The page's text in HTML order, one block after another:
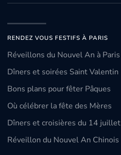
RENDEZ VOUS FESTIFS À PARIS
Réveillons du Nouvel An à Paris
Dîners et soirées Saint Valentin
Bons plans pour fêter Pâques
Où célébrer la fête des Mères
Dîners et croisières du 14 juillet
Réveillon du Nouvel An Chinois